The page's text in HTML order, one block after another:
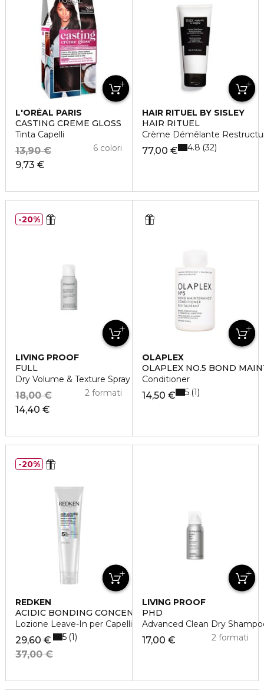
L'ORÉAL PARIS
CASTING CREME GLOSS
Tinta Capelli
9,73 €
13,90 € 6 colori
HAIR RITUEL BY SISLEY
HAIR RITUEL
Crème Démêlante
77,00 € 4.8 32
LIVING PROOF
FULL
Dry Volume & Texture Spray
14,40 €
18,00 € 2 formati
20%
OLAPLEX
OLAPLEX NO.5 BOND
Conditioner
14,50 € 5 1
REDKEN
ACIDIC BONDING CONCENTRATE
Lozione Leave-In per Capelli Danneggiati
29,60 €
37,00 €
5 1
20%
LIVING PROOF
PHD
Advanced Clean Dry
17,00 € 2 formati